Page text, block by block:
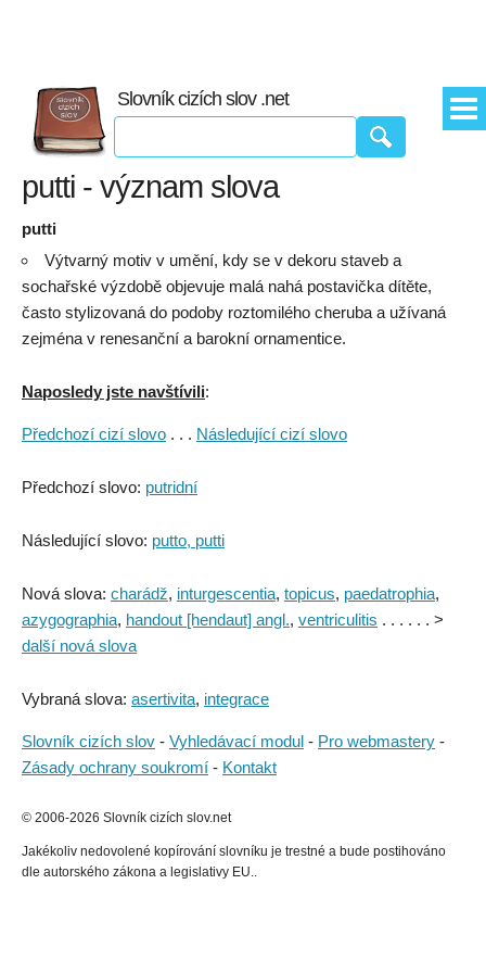
Slovník cizích slov .net
putti - význam slova
putti
Výtvarný motiv v umění, kdy se v dekoru staveb a
sochařské výzdobě objevuje malá nahá postavička dítěte,
často stylizovaná do podoby roztomilého cheruba a užívaná
zejména v renesanční a barokní ornamentice.
Naposledy jste navštívili:
Předchozí cizí slovo . . . Následující cizí slovo
Předchozí slovo: putridní
Následující slovo: putto, putti
Nová slova: charádž, inturgescentia, topicus, paedatrophia,
azygographia, handout [hendaut] angl., ventriculitis . . . . . . >
další nová slova
Vybraná slova: asertivita, integrace
Slovník cizích slov - Vyhledávací modul - Pro webmastery -
Zásady ochrany soukromí - Kontakt
© 2006-2026 Slovník cizích slov.net
Jakékoliv nedovolené kopírování slovníku je trestné a bude postihováno
dle autorského zákona a legislativy EU..